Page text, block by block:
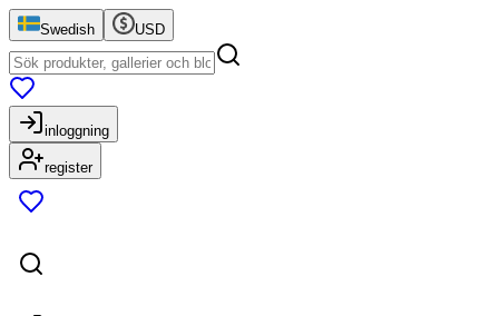
Swedish USD
inloggning
register